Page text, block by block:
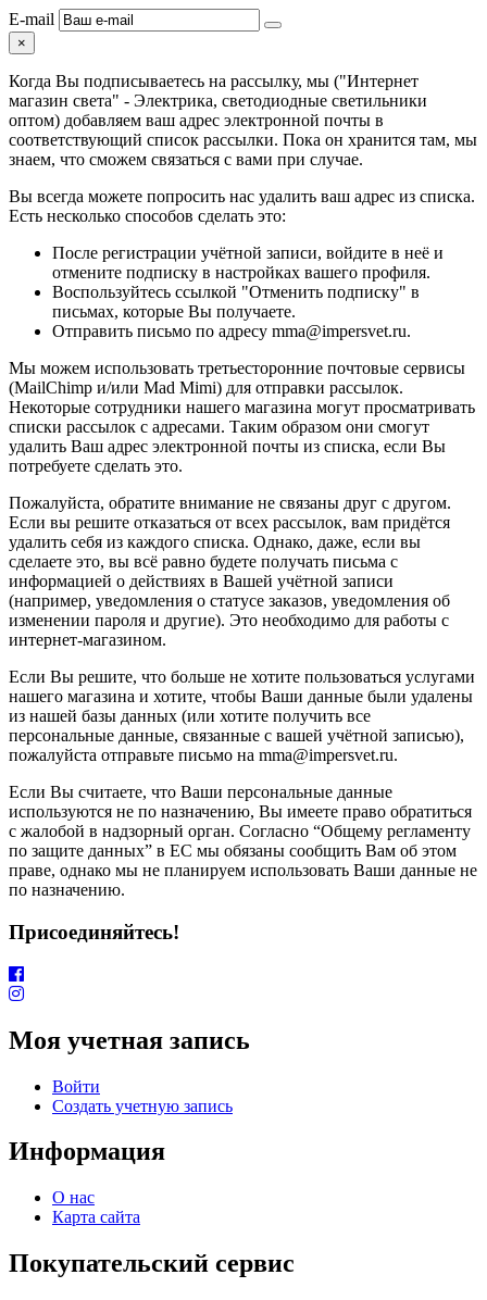
E-mail
×
Когда Вы подписываетесь на рассылку, мы ("Интернет
магазин света" - Электрика, светодиодные светильники
оптом) добавляем ваш адрес электронной почты в
соответствующий список рассылки. Пока он хранится там, мы
знаем, что сможем связаться с вами при случае.
Вы всегда можете попросить нас удалить ваш адрес из списка.
Есть несколько способов сделать это:
После регистрации учётной записи, войдите в неё и
отмените подписку в настройках вашего профиля.
Воспользуйтесь ссылкой "Отменить подписку" в
письмах, которые Вы получаете.
Отправить письмо по адресу mma@impersvet.ru.
Мы можем использовать третьесторонние почтовые сервисы
(MailChimp и/или Mad Mimi) для отправки рассылок.
Некоторые сотрудники нашего магазина могут просматривать
списки рассылок с адресами. Таким образом они смогут
удалить Ваш адрес электронной почты из списка, если Вы
потребуете сделать это.
Пожалуйста, обратите внимание не связаны друг с другом.
Если вы решите отказаться от всех рассылок, вам придётся
удалить себя из каждого списка. Однако, даже, если вы
сделаете это, вы всё равно будете получать письма с
информацией о действиях в Вашей учётной записи
(например, уведомления о статусе заказов, уведомления об
изменении пароля и другие). Это необходимо для работы с
интернет-магазином.
Если Вы решите, что больше не хотите пользоваться услугами
нашего магазина и хотите, чтобы Ваши данные были удалены
из нашей базы данных (или хотите получить все
персональные данные, связанные с вашей учётной записью),
пожалуйста отправьте письмо на mma@impersvet.ru.
Если Вы считаете, что Ваши персональные данные
используются не по назначению, Вы имеете право обратиться
с жалобой в надзорный орган. Согласно “Общему регламенту
по защите данных” в ЕС мы обязаны сообщить Вам об этом
праве, однако мы не планируем использовать Ваши данные не
по назначению.
Присоединяйтесь!
Моя учетная запись
Войти
Создать учетную запись
Информация
О нас
Карта сайта
Покупательский сервис